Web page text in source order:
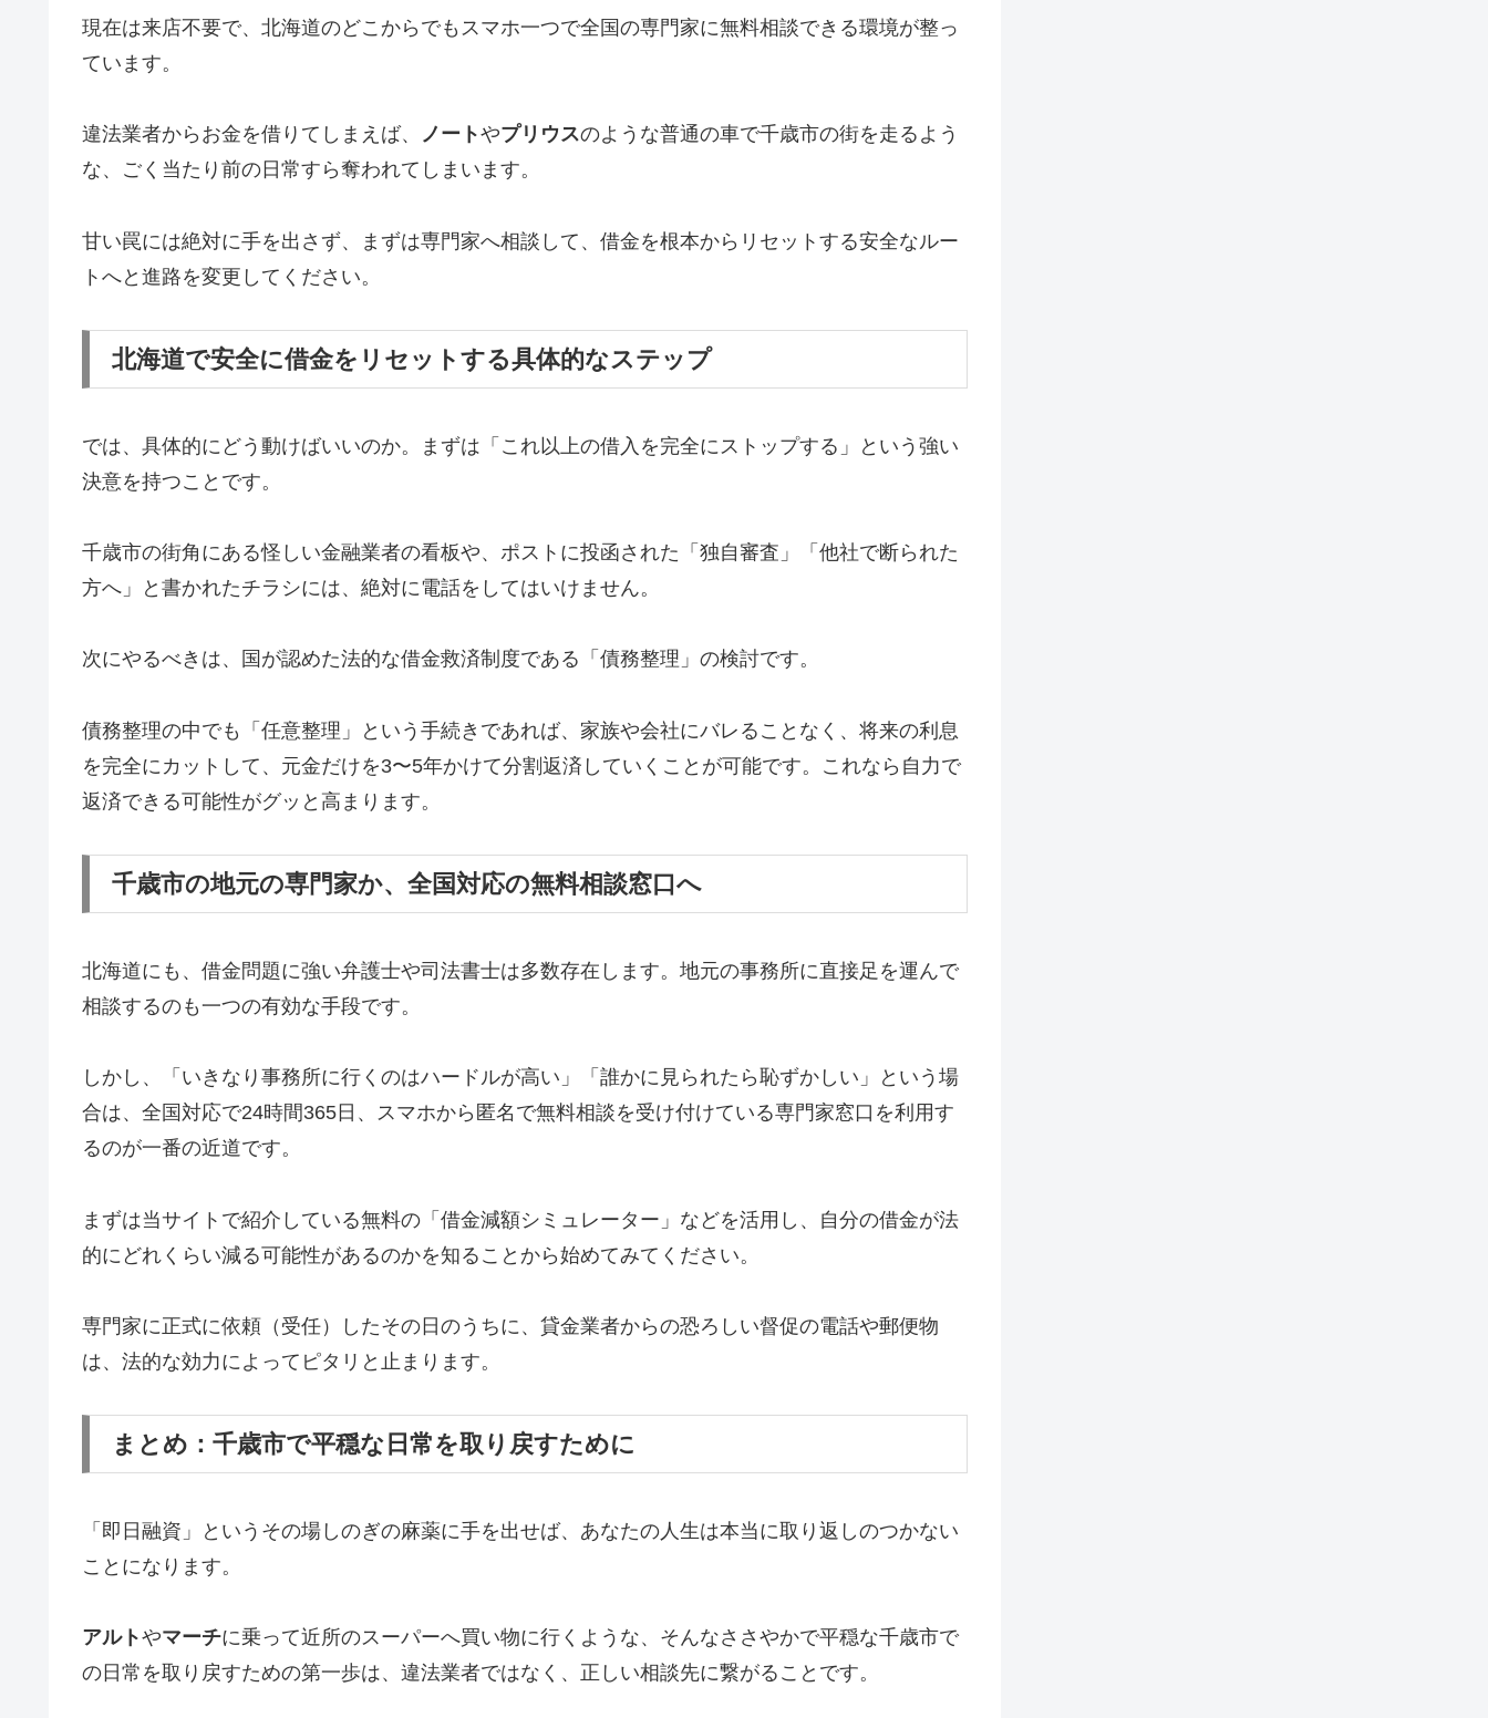
現在は来店不要で、北海道のどこからでもスマホ一つで全国の専門家に無料相談できる環境が整っ
ています。
違法業者からお金を借りてしまえば、 ノートやプリウスのような普通の車で千歳市の街を走るよう
な、ごく当たり前の日常すら奪われてしまいます。
甘い罠には絶対に手を出さず、まずは専門家へ相談して、借金を根本からリセットする安全なルー
トへと進路を変更してください。
北海道で安全に借金をリセットする具体的なステップ
では、具体的にどう動けばいいのか。まずは「これ以上の借入を完全にストップする」という強い
決意を持つことです。
千歳市の街角にある怪しい金融業者の看板や、ポストに投函された「独自審査」「他社で断られた
方へ」と書かれたチラシには、絶対に電話をしてはいけません。
次にやるべきは、国が認めた法的な借金救済制度である「債務整理」の検討です。
債務整理の中でも「任意整理」という手続きであれば、家族や会社にバレることなく、将来の利息
を完全にカットして、元金だけを3〜5年かけて分割返済していくことが可能です。これなら自力で
返済できる可能性がグッと高まります。
千歳市の地元の専門家か、全国対応の無料相談窓口へ
北海道にも、借金問題に強い弁護士や司法書士は多数存在します。地元の事務所に直接足を運んで
相談するのも一つの有効な手段です。
しかし、「いきなり事務所に行くのはハードルが高い」「誰かに見られたら恥ずかしい」という場
合は、全国対応で24時間365日、スマホから匿名で無料相談を受け付けている専門家窓口を利用す
るのが一番の近道です。
まずは当サイトで紹介している無料の「借金減額シミュレーター」などを活用し、自分の借金が法
的にどれくらい減る可能性があるのかを知ることから始めてみてください。
専門家に正式に依頼（受任）したその日のうちに、貸金業者からの恐ろしい督促の電話や郵便物
は、法的な効力によってピタリと止まります。
まとめ：千歳市で平穏な日常を取り戻すために
「即日融資」というその場しのぎの麻薬に手を出せば、あなたの人生は本当に取り返しのつかない
ことになります。
アルトやマーチに乗って近所のスーパーへ買い物に行くような、そんなささやかで平穏な千歳市で
の日常を取り戻すための第一歩は、違法業者ではなく、正しい相談先に繋がることです。